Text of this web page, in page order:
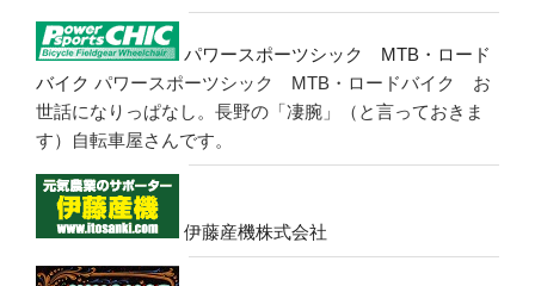
パワースポーツシック MTB・ロード
バイク パワースポーツシック MTB・ロードバイク お
世話になりっぱなし。長野の「凄腕」（と言っておきま
す）自転車屋さんです。
伊藤産機株式会社